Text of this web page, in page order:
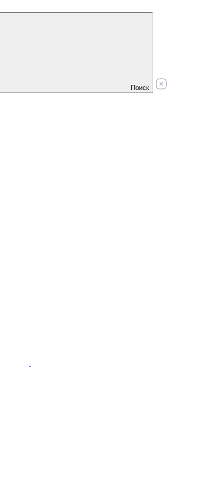
Поиск